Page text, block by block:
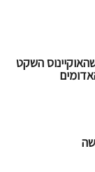
השקט